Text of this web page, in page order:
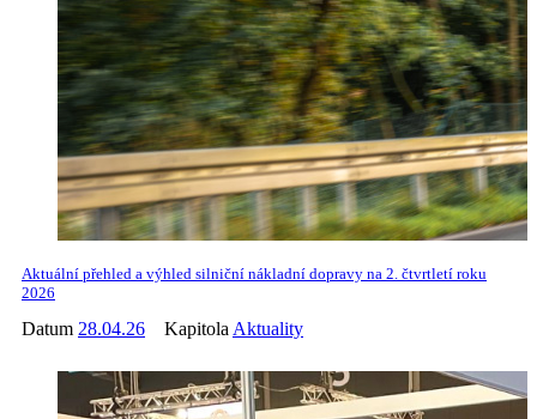
Aktuální přehled a výhled silniční nákladní dopravy na 2. čtvrtletí roku
2026
Datum 28.04.26 Kapitola Aktuality